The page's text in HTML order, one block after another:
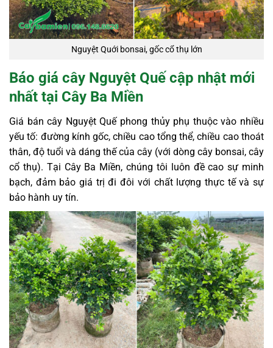
Nguyệt Quới bonsai, gốc cổ thụ lớn
Báo giá cây Nguyệt Quế cập nhật mới
nhất tại Cây Ba Miền
Giá bán cây Nguyệt Quế phong thủy phụ thuộc vào nhiều
yếu tố: đường kính gốc, chiều cao tổng thể, chiều cao thoát
thân, độ tuổi và dáng thế của cây (với dòng cây bonsai, cây
cổ thụ). Tại Cây Ba Miền, chúng tôi luôn đề cao sự minh
bạch, đảm bảo giá trị đi đôi với chất lượng thực tế và sự
bảo hành uy tín.